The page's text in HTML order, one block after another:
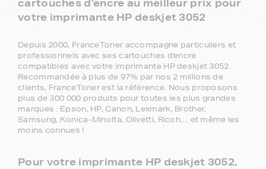
cartouches d'encre au meilleur prix pour
votre imprimante HP deskjet 3052
Depuis 2000, FranceToner accompagne particuliers et
professionnels avec ses cartouches d'encre
compatibles avec votre imprimante HP deskjet 3052.
Recommandée à plus de 97% par nos 2 millions de
clients, FranceToner est la référence. Nous proposons
plus de 300 000 produits pour toutes les plus grandes
marques : Epson, HP, Canon, Lexmark, Brother,
Samsung, Konica-MInolta, Olivetti, Ricoh.... et même les
moins connues !
Pour votre imprimante HP deskjet 3052,